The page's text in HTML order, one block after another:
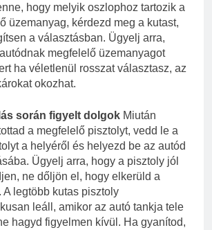
hogy melyik oszlophoz tartozik a
üzemanyag, kérdezd meg a kutast,
a választásban. Ügyelj arra,
megfelelő üzemanyagot
ha véletlenül rosszat választasz, az
okozhat.
során figyelt dolgok Miután
a megfelelő pisztolyt, vedd le a
a helyéről és helyezd be az autód
Ügyelj arra, hogy a pisztoly jól
ne dőljön el, hogy elkerüld a
A legtöbb kutas pisztoly
leáll, amikor az autó tankja tele
hagyd figyelmen kívül. Ha gyanítod,